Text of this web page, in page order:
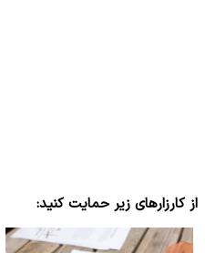
از کارزارهای زیر حمایت کنید: